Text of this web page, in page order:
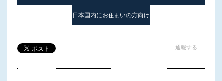
日本国内にお住まいの方向け
通報する